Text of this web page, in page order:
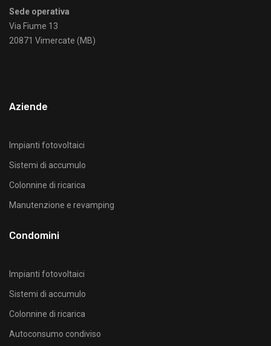
Sede operativa
Via Fiume 13
20871 Vimercate (MB)
Aziende
Impianti fotovoltaici
Sistemi di accumulo
Colonnine di ricarica
Manutenzione e revamping
Condomini
Impianti fotovoltaici
Sistemi di accumulo
Colonnine di ricarica
Autoconsumo condiviso